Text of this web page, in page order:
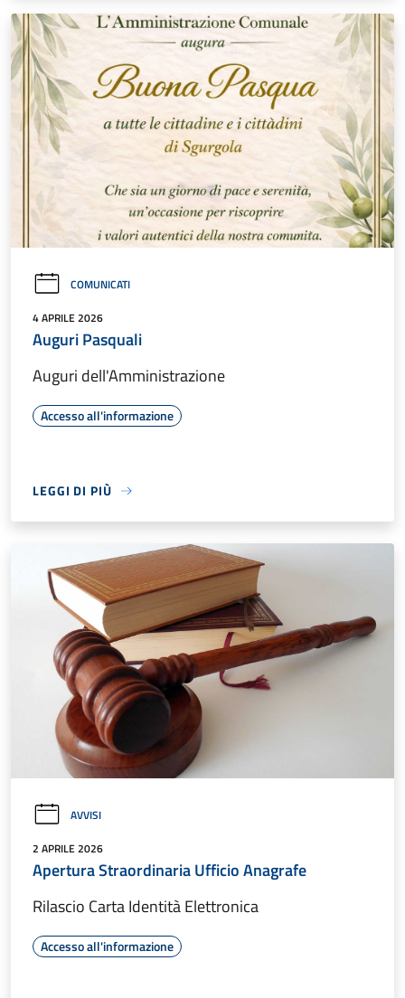
COMUNICATI
4 APRILE 2026
Auguri Pasquali
Auguri dell'Amministrazione
Accesso all'informazione
LEGGI DI PIÙ
AVVISI
2 APRILE 2026
Apertura Straordinaria Ufficio Anagrafe
Rilascio Carta Identità Elettronica
Accesso all'informazione